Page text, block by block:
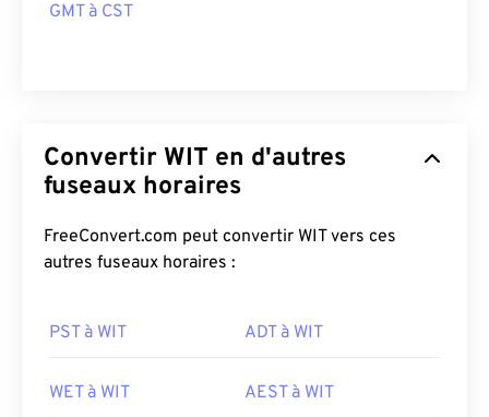
GMT à CST
Convertir WIT en d'autres
fuseaux horaires
FreeConvert.com peut convertir WIT vers ces
autres fuseaux horaires :
PST à WIT ADT à WIT
WET à WIT AEST à WIT